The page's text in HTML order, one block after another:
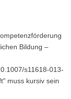
Bildung –
s11618-013-
muss kursiv sein